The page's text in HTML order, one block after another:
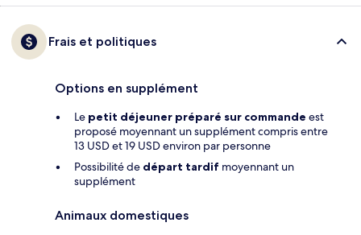
Frais et politiques
Options en supplément
Le petit déjeuner préparé sur commande est
proposé moyennant un supplément compris entre
13 USD et 19 USD environ par personne
Possibilité de départ tardif moyennant un
supplément
Animaux domestiques